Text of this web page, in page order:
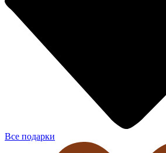
Все подарки